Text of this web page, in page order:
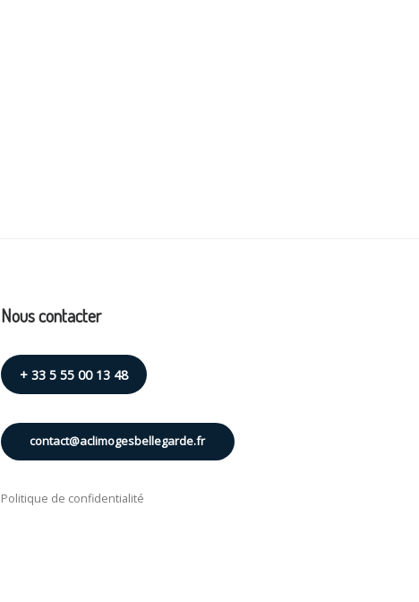
Nous contacter
+ 33 5 55 00 13 48
contact@aclimogesbellegarde.fr
Politique de confidentialité